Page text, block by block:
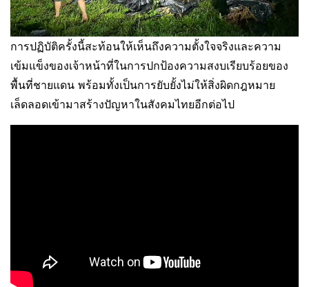
การปฏิบัติครั้งนี้สะท้อนให้เห็นถึงความตั้งใจจริงและความ
เข้มแข็งของเจ้าหน้าที่ในการปกป้องความสงบเรียบร้อยของ
พื้นที่ชายแดน พร้อมทั้งเป็นการยับยั้งไม่ให้สิ่งผิดกฎหมาย
เล็ดลอดเข้ามาสร้างปัญหาในสังคมไทยอีกต่อไป